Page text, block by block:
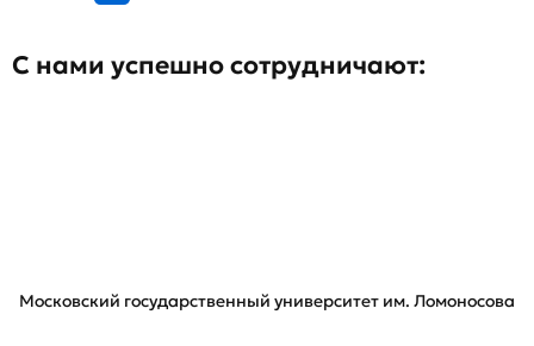
С нами успешно сотрудничают:
Московский государственный университет им. Ломоносова